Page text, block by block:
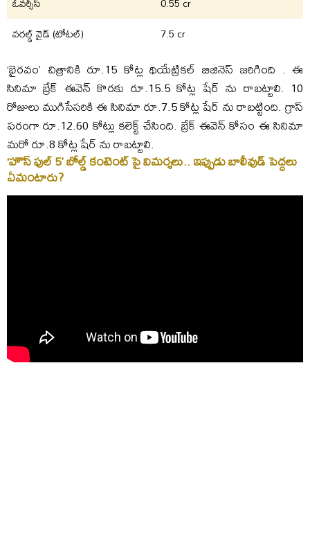
వరల్డ్ వైడ్ (టోటల్)
7.5 cr
‘భైరవం’ చిత్రానికి రూ.15 కోట్ల థియేట్రికల్ బిజినెస్ జరిగింది . ఈ
సినిమా బ్రేక్ ఈవెన్ కొరకు రూ.15.5 కోట్ల షేర్ ను రాబట్టాలి. 10
రోజులు ముగిసేసరికి ఈ సినిమా రూ.7.5 కోట్ల షేర్ ను రాబట్టింది. గ్రాస్
పరంగా రూ.12.60 కోట్లు కలెక్ట్ చేసింది. బ్రేక్ ఈవెన్ కోసం ఈ సినిమా
మరో రూ.8 కోట్ల షేర్ ను రాబట్టాలి.
‘హౌస్ ఫుల్ 5’ బోల్డ్ కంటెంట్ పై విమర్శలు.. ఇప్పుడు బాలీవుడ్ పెద్దలు
ఏమంటారు?